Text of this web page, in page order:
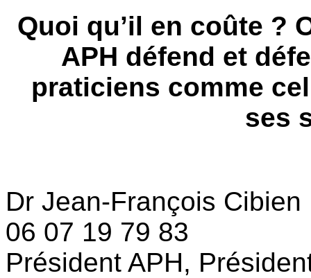
Quoi qu’il en coûte ?
APH défend et
praticiens comme
ses
Dr Jean-François Cibien
06 07 19 79 83
Président APH,